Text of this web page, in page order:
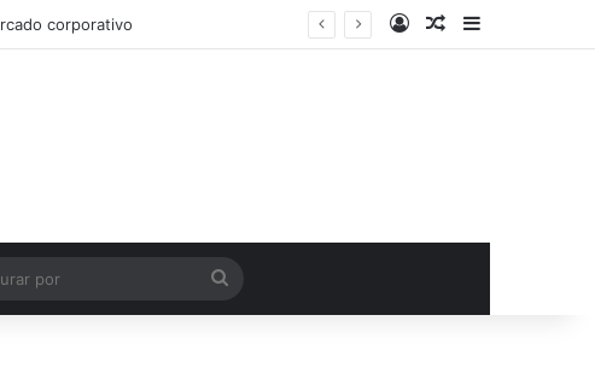
EntrarArtigo aleatório
Barra Lateral
por